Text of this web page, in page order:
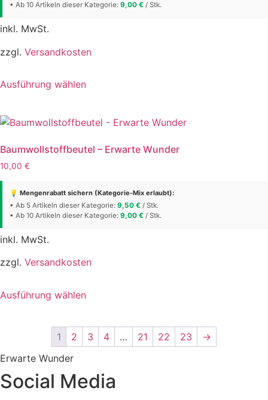
der
werden
• Ab 10 Artikeln dieser Kategorie: 9,00 € / Stk.
inkl. MwSt.
zzgl. Versandkosten
Ausführung wählenProdukt
mehrere
auf.
können
auf
der
werden
Baumwollstoffbeutel – Erwarte Wunder
10,00 €
💡 Mengenrabatt sichern (Kategorie-Mix erlaubt):
• Ab 5 Artikeln dieser Kategorie: 9,50 € / Stk.
• Ab 10 Artikeln dieser Kategorie: 9,00 € / Stk.
inkl. MwSt.
zzgl. Versandkosten
Ausführung wählenProdukt
mehrere
Varianten
Optionen
1 2 3 4 … 21 22 23
→
Erwarte Wunder
Social Media